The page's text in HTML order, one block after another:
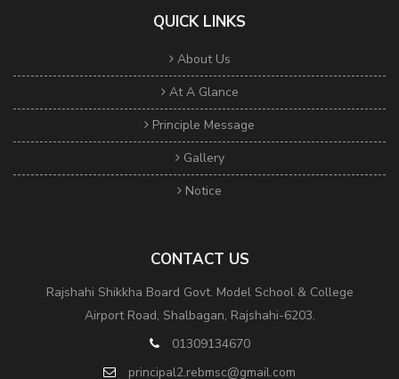
QUICK LINKS
About Us
At A Glance
Principle Message
Gallery
Notice
CONTACT US
Rajshahi Shikkha Board Govt. Model School & College
Airport Road, Shalbagan, Rajshahi-6203.
01309134670
principal2.rebmsc@gmail.com